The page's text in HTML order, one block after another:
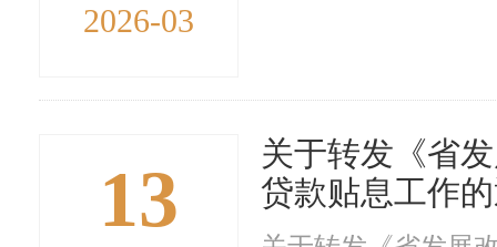
2026-03
13
关于转发《省
贷款贴息工作